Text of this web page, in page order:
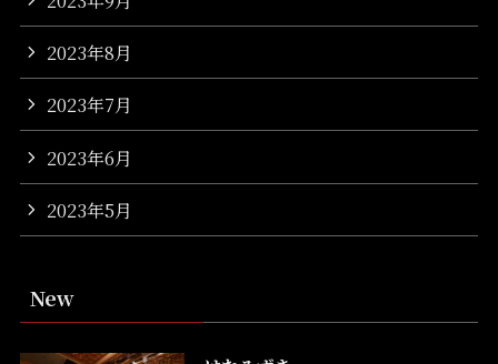
2023年8月
2023年7月
2023年6月
2023年5月
New